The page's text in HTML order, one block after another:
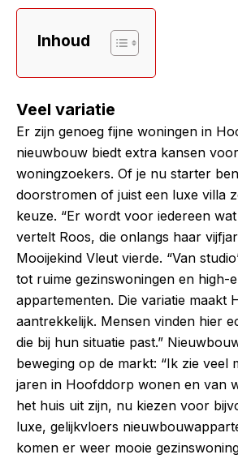
Inhoud
Veel variatie
Er zijn genoeg fijne woningen in
nieuwbouw biedt extra kansen
woningzoekers. Of je nu starter
doorstromen of juist een luxe villa
keuze. “Er wordt voor iedereen
vertelt Roos, die onlangs haar
Mooijekind Vleut vierde. “Van
tot ruime gezinswoningen en high-
appartementen. Die variatie maakt
aantrekkelijk. Mensen vinden hier
die bij hun situatie past.”
beweging op de markt: “Ik zie veel
jaren in Hoofddorp wonen en van
het huis uit zijn, nu kiezen voor
luxe, gelijkvloers
komen er weer mooie